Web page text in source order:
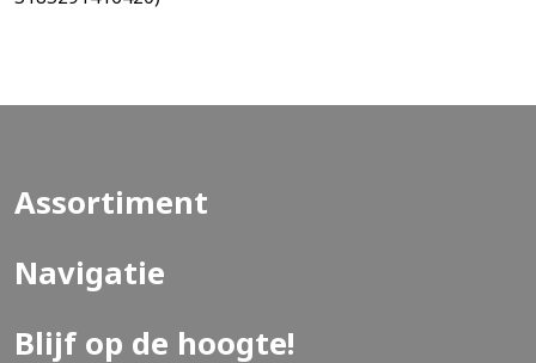
Assortiment
Navigatie
Blijf op de hoogte!